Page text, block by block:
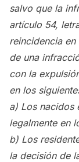
salvo que la
artículo 54,
reincidencia
de una
con la
en los
a) Los nacidos
legalmente en
b) Los
la decisión de